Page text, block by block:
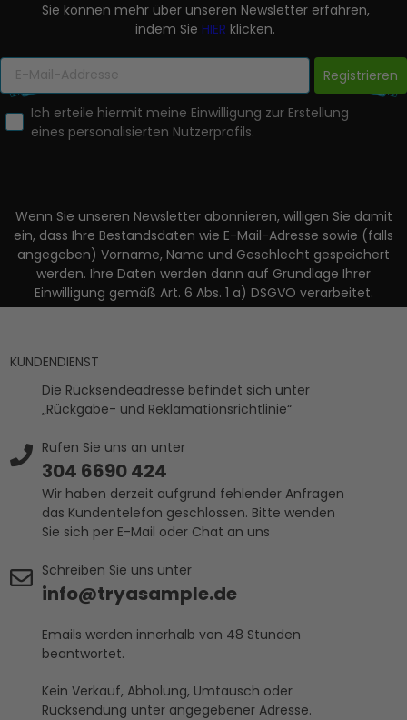
Sie können mehr über unseren Newsletter erfahren,
indem SieHIER klicken.
Registrieren
Ich erteile hiermit meine Einwilligung zur Erstellung
eines personalisierten Nutzerprofils.
Wenn Sie unseren Newsletter abonnieren, willigen Sie damit
ein, dass Ihre Bestandsdaten wie E-Mail-Adresse sowie (falls
angegeben) Vorname, Name und Geschlecht gespeichert
werden. Ihre Daten werden dann auf Grundlage Ihrer
Einwilligung gemäß Art. 6 Abs. 1 a) DSGVO verarbeitet.
KUNDENDIENST
Die Rücksendeadresse befindet sich unter
„Rückgabe- und Reklamationsrichtlinie“
Rufen Sie uns an unter
304 6690 424
Wir haben derzeit aufgrund fehlender Anfragen
das Kundentelefon geschlossen. Bitte wenden
Sie sich per E-Mail oder Chat an uns
Schreiben Sie uns unter
info@tryasample.de
Emails werden innerhalb von 48 Stunden
beantwortet.
Kein Verkauf, Abholung, Umtausch oder
Rücksendung unter angegebener Adresse.